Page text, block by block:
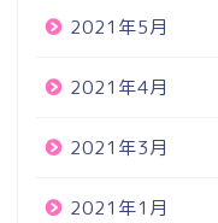
2021年5月
2021年4月
2021年3月
2021年1月